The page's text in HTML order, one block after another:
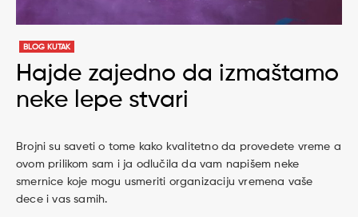
BLOG KUTAK
Hajde zajedno da izmaštamo
neke lepe stvari
Brojni su saveti o tome kako kvalitetno da provedete vreme a
ovom prilikom sam i ja odlučila da vam napišem neke
smernice koje mogu usmeriti organizaciju vremena vaše
dece i vas samih.